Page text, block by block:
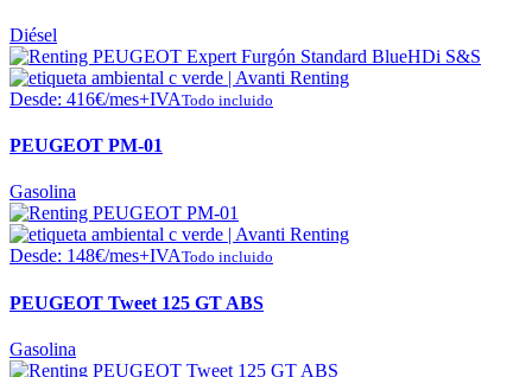
Diésel
Desde: 416€/mes+IVATodo incluido
PEUGEOT PM-01
Gasolina
Desde: 148€/mes+IVATodo incluido
PEUGEOT Tweet 125 GT ABS
Gasolina